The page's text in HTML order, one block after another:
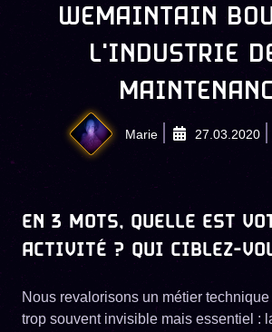
WEMAINTAIN
L'INDUSTRIE
Marie 27.03.2020
EN 3 MOTS, QUELLE EST
ACTIVITÉ ? QUI CIBLEZ-
Nous revalorisons un métier
trop souvent invisible mais essentiel :